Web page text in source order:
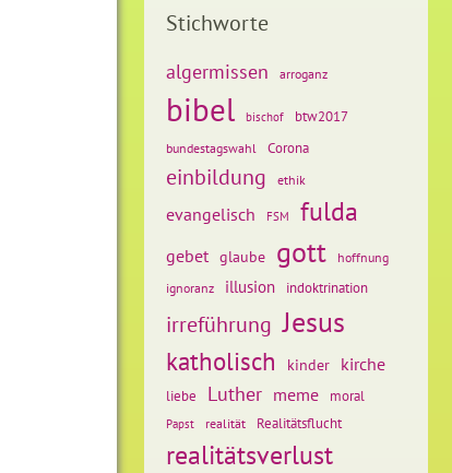
Stichworte
algermissen arroganz
bibel bischof btw2017
bundestagswahl Corona
einbildung ethik
evangelisch FSM fulda
gebet glaube gott
hoffnung
ignoranz
illusion indoktrination
irreführung Jesus
katholisch kinder kirche
liebe Luther meme moral
Papst realität Realitätsflucht
realitätsverlust